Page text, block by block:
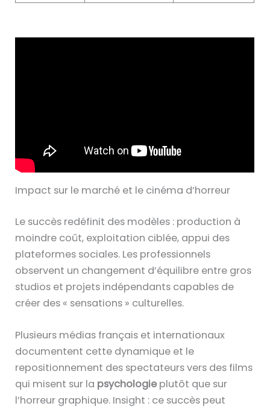
Impact sur le marché et le cinéma d’horreur
Le succès redéfinit des modèles : production à
moindre coût, exploitation ciblée, appui des
plateformes sociales. Les professionnels
observent un changement d’équilibre entre gros
studios et projets indépendants capables de
créer des « sensations » culturelles.
Plusieurs médias français et internationaux
documentent cette dynamique et le
repositionnement des spectateurs vers des films
qui misent sur la psychologie plutôt que sur
l’horreur graphique. Insight : ce succès peut